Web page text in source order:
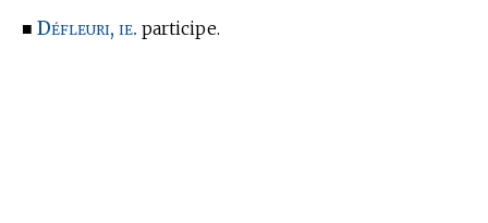
■ Défleuri, ie. participe.